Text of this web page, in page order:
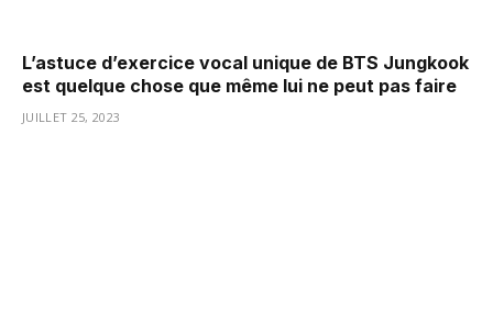
L’astuce d’exercice vocal unique de BTS Jungkook
est quelque chose que même lui ne peut pas faire
JUILLET 25, 2023